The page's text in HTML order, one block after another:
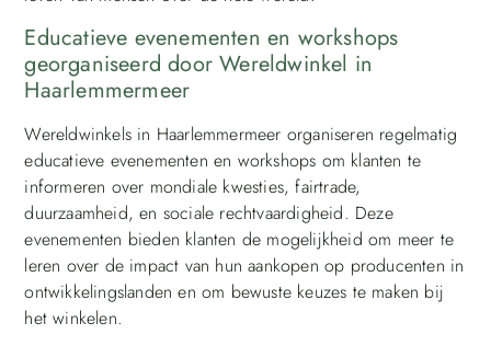
Educatieve evenementen en workshops
georganiseerd door Wereldwinkel in
Haarlemmermeer
Wereldwinkels in Haarlemmermeer organiseren regelmatig
educatieve evenementen en workshops om klanten te
informeren over mondiale kwesties, fairtrade,
duurzaamheid, en sociale rechtvaardigheid. Deze
evenementen bieden klanten de mogelijkheid om meer te
leren over de impact van hun aankopen op producenten in
ontwikkelingslanden en om bewuste keuzes te maken bij
het winkelen.